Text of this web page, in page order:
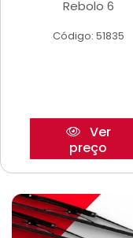
Rebolo 6
Código: 51835
Ver
preço